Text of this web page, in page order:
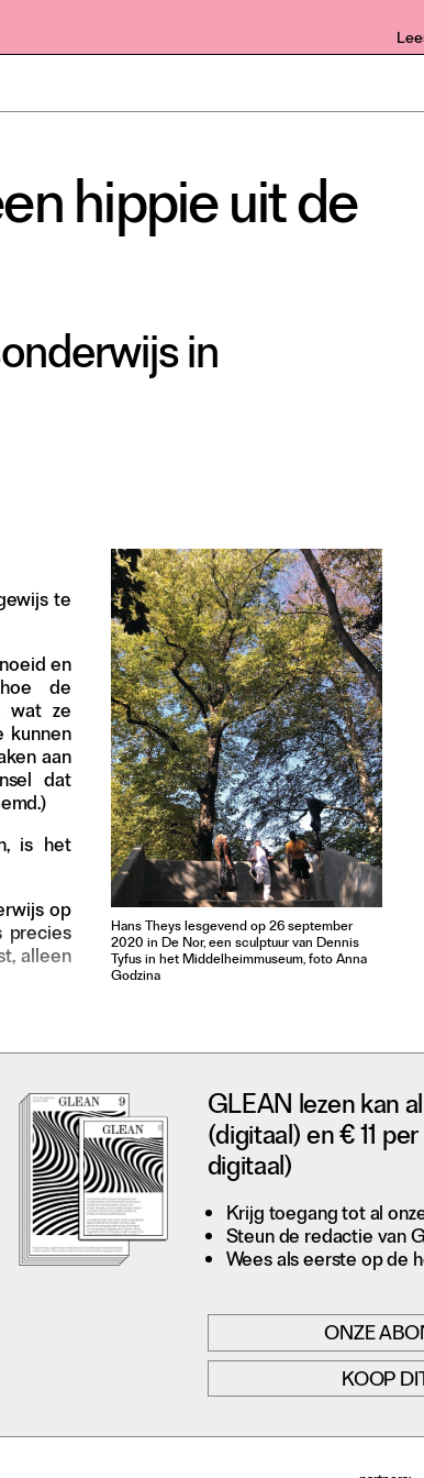
hippie uit de
in
te
en
de
wat ze
kunnen
aan
dat
is het
op
precies
alleen
Hans Theys lesgevend op 26 september
2020 in De Nor, een sculptuur van Dennis
Tyfus in het Middelheimmuseum, foto Anna
Godzina
GLEAN lezen kan
(digitaal) en € 11
digitaal)
Krijg toegang tot al
Steun de redactie van
Wees als eerste op de
ONZE
KOOP